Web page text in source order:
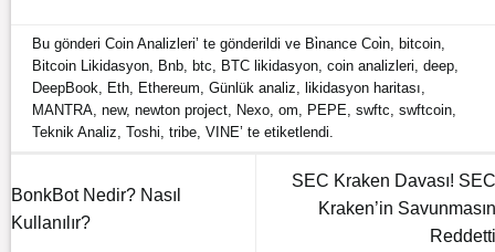
Bu gönderiCoin Analizleri’ te gönderildi ve Bi̇nance Coi̇n ,bitcoin
Bitcoin Likidasyon Bnb ,btc BTC likidasyon ,coin analizleri ,deep
DeepBook
Eth Ethereum ,Günlük analiz ,likidasyon haritası
MANTRA ,new,newton project Nexo ,om PEPE ,swftc ,swftcoin
Teknik Analiz ,Toshi ,tribe ,VINE’ te etiketlendi.
BonkBot Nedir? Nasıl
Kullanılır?
SEC Kraken Davası!
Kraken’in